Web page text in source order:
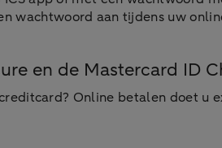
wachtwoord aan tijdens uw
en de Mastercard ID
Online betalen doet u